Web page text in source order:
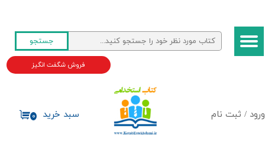
ورود / ثبت نام
حساب کاربری من
تغییر گذر واژه
جستجو
۰ سبد خرید
فروش شگفت انگیز